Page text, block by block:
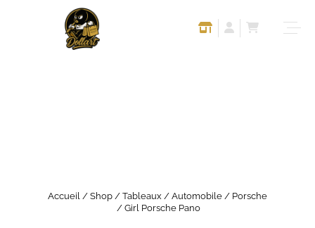
Accueil / Shop / Tableaux / Automobile / Porsche
/ Girl Porsche Pano